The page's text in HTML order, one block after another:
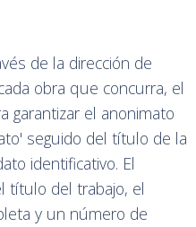
de la dirección de
obra que concurra, el
garantizar el anonimato
seguido del título de la
identificativo. El
título del trabajo, el
y un número de